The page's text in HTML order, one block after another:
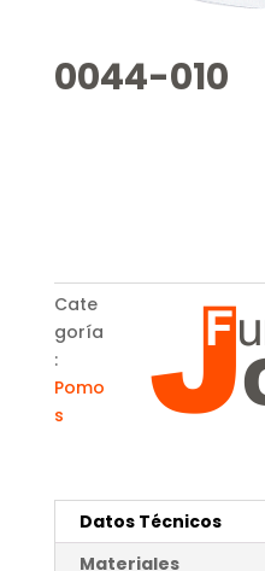
0044-010
Cate
goría
:
Pomo
s
Datos Técnicos
Materiales